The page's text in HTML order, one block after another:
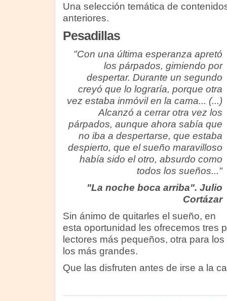
Una selección temática de
anteriores.
Pesadillas
"Con una última esperanza apretó
los párpados, gimiendo por
despertar. Durante un segundo
creyó que lo lograría, porque otra
vez estaba inmóvil en la cama... (...)
Alcanzó a cerrar otra vez los
párpados, aunque ahora sabía que
no iba a despertarse, que estaba
despierto, que el sueño maravilloso
había sido el otro, absurdo como
todos los sueños..."
"La noche boca arriba". Julio
Cortázar
Sin ánimo de quitarles el sueño, en
esta oportunidad les ofrecemos tres
lectores más pequeños, otra para
los más grandes.
Que las disfruten antes de irse a la